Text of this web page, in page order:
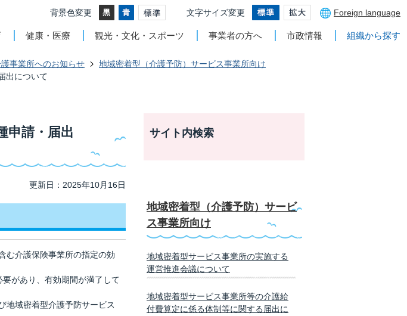
背景色変更 文字サイズ変更 Foreign language
健康・医療 観光・文化・スポーツ 事業者の方へ 市政情報 組織から探す
事業所へのお知らせ
地域密着型（介護予防）サービス事業所向け
出について
申請・届出
更新日：2025年10月16日
む介護保険事業所の指定の効
があり、有効期間が満了して
地域密着型介護予防サービス
サイト内検索
地域密着型（介護予防）サービ
ス事業所向け
地域密着型サービス事業所の実施する
運営推進会議について
地域密着型サービス事業所等の介護給
付費算定に係る体制等に関する届出に